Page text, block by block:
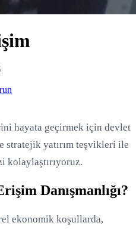
hayata geçirmek için devlet
stratejik yatırım teşvikleri ile
kolaylaştırıyoruz.
Danışmanlığı?
ekonomik koşullarda,